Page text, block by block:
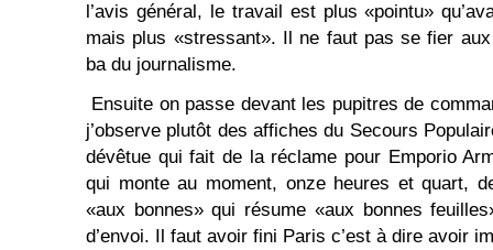
l’avis général, le travail est plus «pointu»
mais plus «stressant». Il ne faut pas se fier
ba du journalisme.
Ensuite on passe devant les pupitres de
j’observe plutôt des affiches du Secours
dévêtue qui fait de la réclame pour Emporio
qui monte au moment, onze heures et quart,
«aux bonnes» qui résume «aux bonnes
d’envoi. Il faut avoir fini Paris c’est à dire avoir